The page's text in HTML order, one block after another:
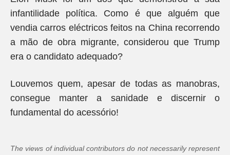
infantilidade política. Como é que alguém que
vendia carros eléctricos feitos na China recorrendo
a mão de obra migrante, considerou que Trump
era o candidato adequado?
Louvemos quem, apesar de todas as manobras,
consegue manter a sanidade e discernir o
fundamental do acessório!
The views of individual contributors do not necessarily represent